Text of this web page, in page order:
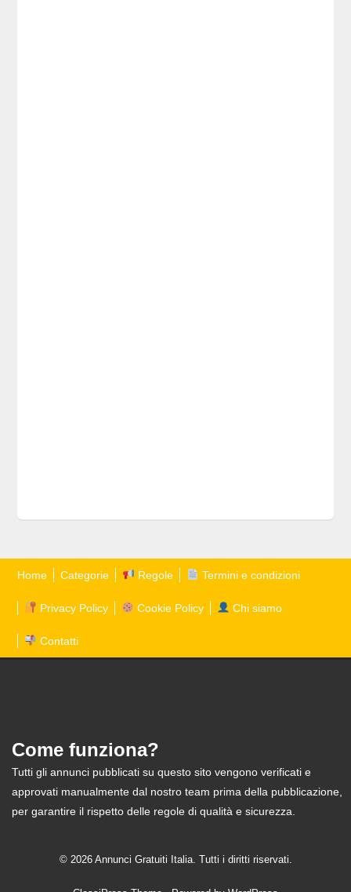
Home Categorie Regole Termini e condizioni
Privacy Policy Cookie Policy Chi siamo
Contatti
Come funziona?
Tutti gli annunci pubblicati su questo sito vengono verificati e
approvati manualmente dal nostro team prima della pubblicazione,
per garantire il rispetto delle regole di qualità e sicurezza.
© 2026 Annunci Gratuiti Italia. Tutti i diritti riservati.